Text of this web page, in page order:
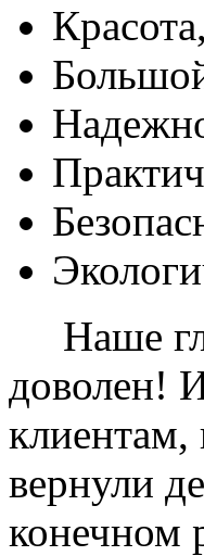
Красота,
Наше
доволен!
вернули
конечном